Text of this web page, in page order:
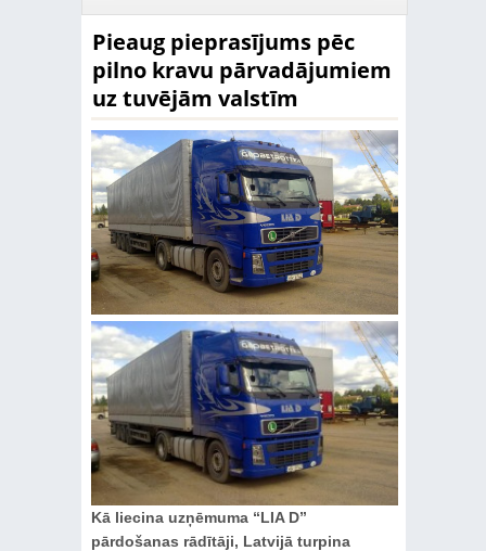
Pieaug pieprasījums pēc
pilno kravu pārvadājumiem
uz tuvējām valstīm
Kā liecina uzņēmuma “LIA D”
pārdošanas rādītāji, Latvijā turpina